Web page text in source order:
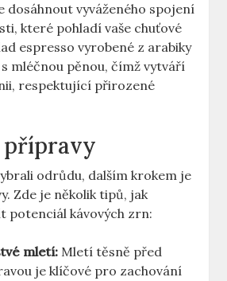
dosáhnout vyváženého spojení
které pohladí vaše chuťové
espresso vyrobené z arabiky
s mléčnou pěnou, čímž vytváří
respektující přirozené
přípravy
odrůdu, dalším krokem je
Zde je několik tipů, jak
potenciál kávových zrn:
mletí: Mletí těsně před
je klíčové pro zachování